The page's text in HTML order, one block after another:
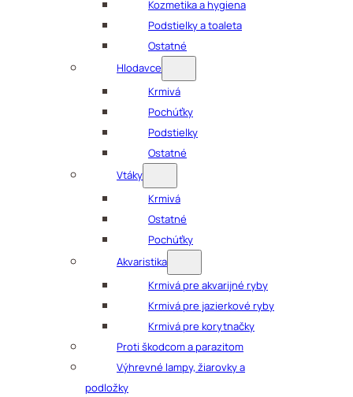
Kozmetika a hygiena
Podstielky a toaleta
Ostatné
Hlodavce
Krmivá
Pochúťky
Podstielky
Ostatné
Vtáky
Krmivá
Ostatné
Pochúťky
Akvaristika
Krmivá pre akvarijné ryby
Krmivá pre jazierkové ryby
Krmivá pre korytnačky
Proti škodcom a parazitom
Výhrevné lampy, žiarovky a
podložky